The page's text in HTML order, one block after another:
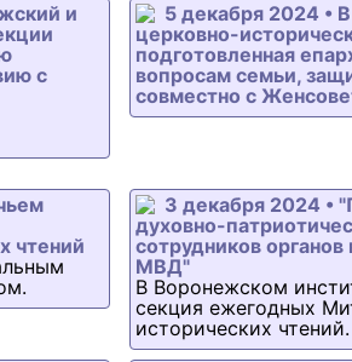
и
с
5 декабря 2024 •
церковно-
подготовленная
вопросам семьи,
совместно с
чтений
3 декабря 2024 •
духовно-
сотрудников
МВД"
В Воронежском
секция ежегодных
исторических чтений.